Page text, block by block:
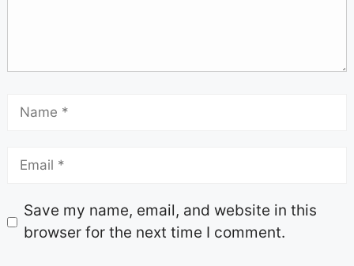
Save my name, email, and website in this
browser for the next time I comment.